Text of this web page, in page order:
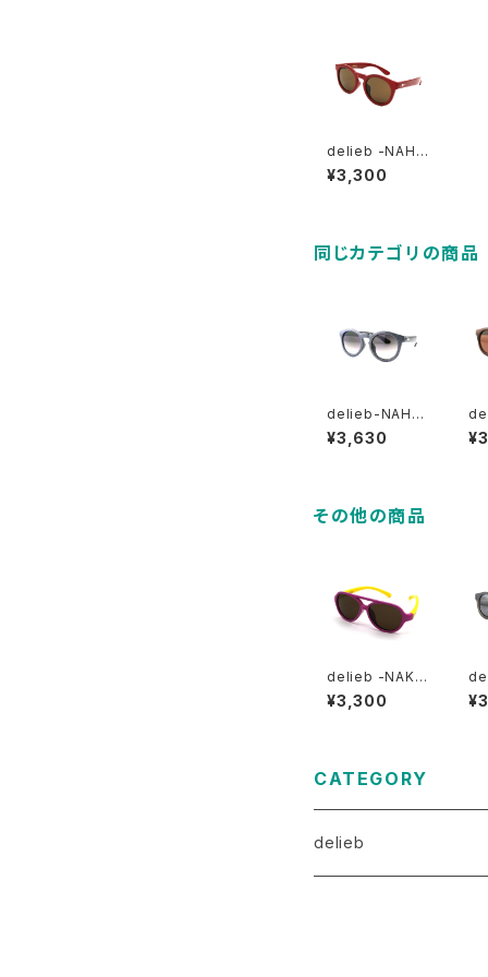
delieb -NAHA
NNI Red/Brow
n- KIDSsize
¥3,300
同じカテゴリの商品
delieb-NAHA
NNI Blacksilv
erGlitter/Smo
¥3,630
その他の商品
delieb -NAKU
RU PurpleYell
ow/Brown- B
¥3,300
CATEGORY
delieb